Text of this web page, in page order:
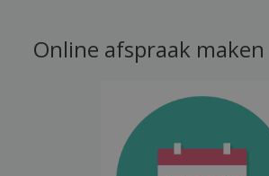
Online afspraak maken